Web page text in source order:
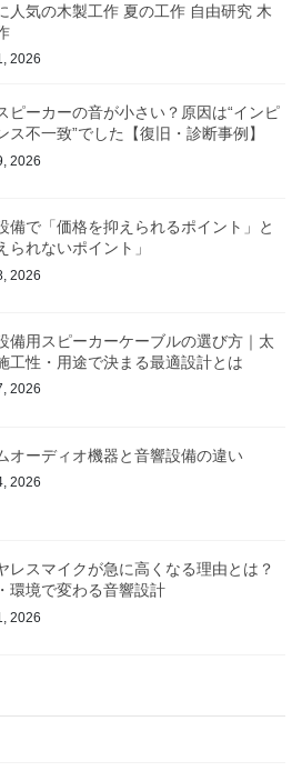
人気の木製工作 夏の工作 自由研究 木
2026
ピーカーの音が小さい？原因は“インピ
ス不一致”でした【復旧・診断事例】
2026
備で「価格を抑えられるポイント」と
られないポイント」
2026
備用スピーカーケーブルの選び方｜太
工性・用途で決まる最適設計とは
2026
オーディオ機器と音響設備の違い
2026
レスマイクが急に高くなる理由とは？
環境で変わる音響設計
2026